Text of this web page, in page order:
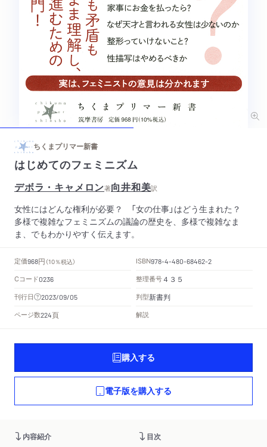
ちくまプリマー新書
はじめてのフェミニズム
デボラ・キャメロン著向井和美訳
女性にはどんな権利が必要？ 「女の仕事」はどう生まれた？
多様で複雑なフェミニズムの議論の歴史を、多様で複雑なま
ま、でもわかりやすく伝えます。
定価968円 （10％税込） ISBN978-4-480-68462-2
Cコード0236 整理番号４３５
刊行日 2023/09/05 判型新書判
ページ数224頁 解説
購入する
電子版を購入する
内容紹介 目次